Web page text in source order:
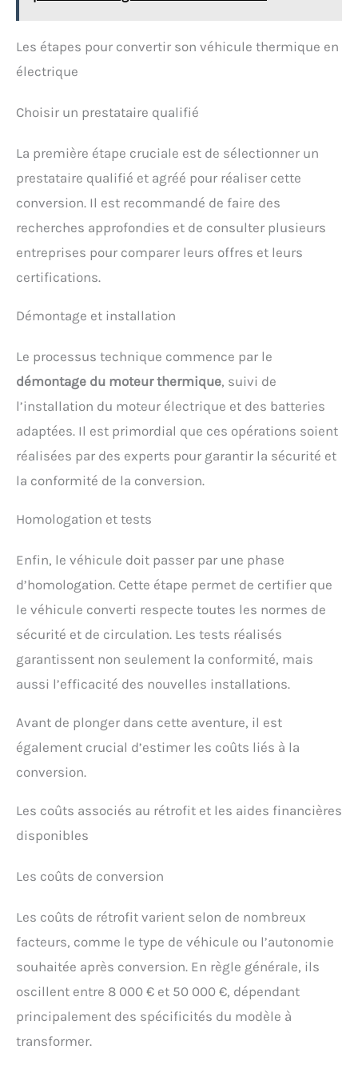
Les étapes pour convertir son véhicule thermique en
électrique
Choisir un prestataire qualifié
La première étape cruciale est de sélectionner un
prestataire qualifié et agréé pour réaliser cette
conversion. Il est recommandé de faire des
recherches approfondies et de consulter plusieurs
entreprises pour comparer leurs offres et leurs
certifications.
Démontage et installation
Le processus technique commence par le
démontage du moteur thermique, suivi de
l’installation du moteur électrique et des batteries
adaptées. Il est primordial que ces opérations soient
réalisées par des experts pour garantir la sécurité et
la conformité de la conversion.
Homologation et tests
Enfin, le véhicule doit passer par une phase
d’homologation. Cette étape permet de certifier que
le véhicule converti respecte toutes les normes de
sécurité et de circulation. Les tests réalisés
garantissent non seulement la conformité, mais
aussi l’efficacité des nouvelles installations.
Avant de plonger dans cette aventure, il est
également crucial d’estimer les coûts liés à la
conversion.
Les coûts associés au rétrofit et les aides financières
disponibles
Les coûts de conversion
Les coûts de rétrofit varient selon de nombreux
facteurs, comme le type de véhicule ou l’autonomie
souhaitée après conversion. En règle générale, ils
oscillent entre 8 000 € et 50 000 €, dépendant
principalement des spécificités du modèle à
transformer.